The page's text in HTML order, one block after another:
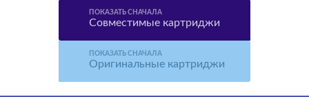
ПОКАЗАТЬ СНАЧАЛА
Совместимые картриджи
ПОКАЗАТЬ СНАЧАЛА
Оригинальные картриджи